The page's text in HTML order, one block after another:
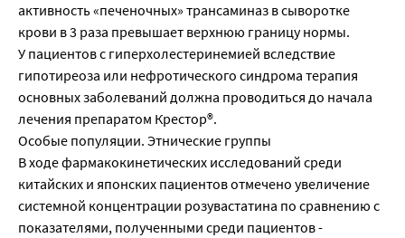
активность «печеночных» трансаминаз в сыворотке
крови в 3 раза превышает верхнюю границу нормы.
У пациентов с гиперхолестеринемией вследствие
гипотиреоза или нефротического синдрома терапия
основных заболеваний должна проводиться до начала
лечения препаратом Крестор®.
Особые популяции. Этнические группы
В ходе фармакокинетических исследований среди
китайских и японских пациентов отмечено увеличение
системной концентрации розувастатина по сравнению с
показателями, полученными среди пациентов -